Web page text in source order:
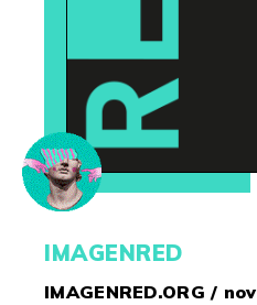
IMAGENRED
IMAGENRED.ORG /